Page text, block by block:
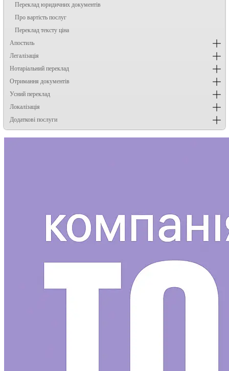
Переклад юридичних документів
Про вартість послуг
Переклад тексту ціна
Апостиль
Легалізація
Нотаріальний переклад
Отримання документів
Усний переклад
Локалізація
Додаткові послуги